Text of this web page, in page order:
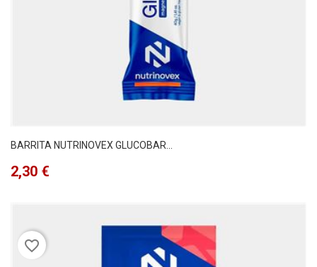
BARRITA NUTRINOVEX GLUCOBAR...
Precio
2,30 €
favorite_border